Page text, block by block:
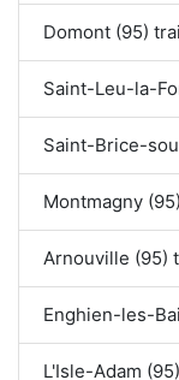
Domont (95)
Saint-Leu-la-
Saint-Brice-
Montmagny
Arnouville (95)
Enghien-les-
L'Isle-Adam